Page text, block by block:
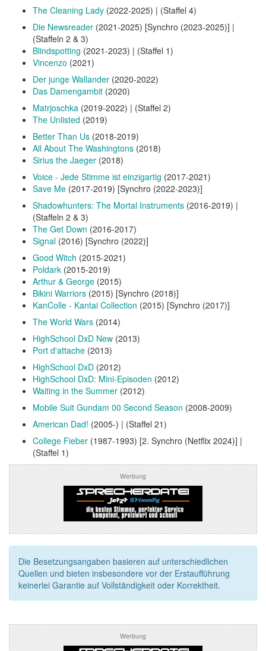
The Cleaning Lady (2022-2025) | (Staffel 4)
Die Newsreader (2021-2025) [Synchro (2023-2025)] |
(Staffeln 2 & 3)
Blindspotting (2021-2023) | (Staffel 1)
Vincenzo (2021)
Der junge Wallander (2020-2022)
Das Damengambit (2020)
Matrjoschka (2019-2022) | (Staffel 2)
The Unlisted (2019)
Better Than Us (2018-2019)
All About The Washingtons (2018)
Sirius the Jaeger (2018)
Voice - Jede Stimme ist einzigartig (2017-2021)
Save Me (2017-2019) [Synchro (2022-2023)]
Shadowhunters: The Mortal Instruments (2016-2019) |
(Staffeln 2 & 3)
The Get Down (2016-2017)
Signal (2016) [Synchro (2022)]
Good Witch (2015-2021)
Poldark (2015-2019)
Arthur & George (2015)
Bikini Warriors (2015) [Synchro (2018)]
KanColle - Kantai Collection (2015) [Synchro (2017)]
The World Wars (2014)
HighSchool DxD New (2013)
Port d'attache (2013)
HighSchool DxD (2012)
HighSchool DxD: Mini-Episoden (2012)
Waiting in the Summer (2012)
Mobile Suit Gundam 00 Second Season (2008‑2009)
American Dad! (2005-) | (Staffel 21)
College Fieber (1987-1993) [2. Synchro (Netflix 2024)] |
(Staffel 1)
Werbung
Die Besetzungsangaben basieren auf unterschiedlichen
Quellen und bieten insbesondere vor der Erstaufführung
keinerlei Garantie auf Vollständigkeit oder Korrektheit.
Werbung